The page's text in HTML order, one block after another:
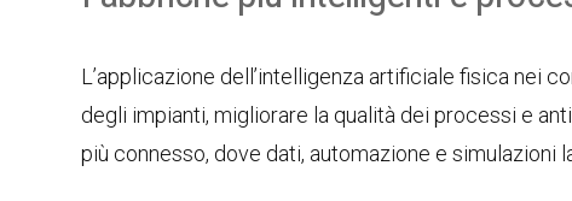
L’applicazione dell’intelligenza artificiale fisica nei
degli impianti, migliorare la qualità dei processi e
più connesso, dove dati, automazione e simulazioni